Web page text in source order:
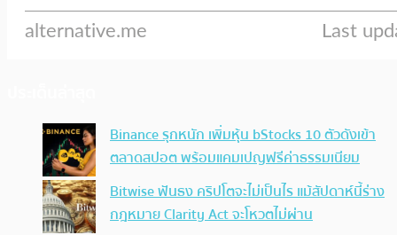
Binance รุกหนัก เพิ่มหุ้น bStocks 10 ตัวดังเข้า
ตลาดสปอต พร้อมแคมเปญฟรีค่าธรรมเนียม
Bitwise ฟันธง คริปโตจะไม่เป็นไร แม้สัปดาห์นี้ร่าง
กฎหมาย Clarity Act จะโหวตไม่ผ่าน